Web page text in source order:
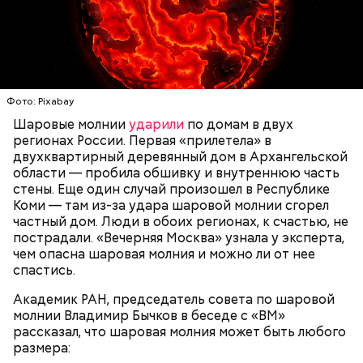
Фото: Pixabay
Шаровые молнииударили по домам в двух
регионах России. Первая «прилетела» в
двухквартирный деревянный дом в Архангельской
области — пробила обшивку и внутреннюю часть
стены. Еще один случай произошел в Республике
Коми — там из-за удара шаровой молнии сгорел
частный дом. Люди в обоих регионах, к счастью, не
пострадали. «Вечерняя Москва» узнала у эксперта,
чем опасна шаровая молния и можно ли от нее
спастись.
Академик РАН, председатель совета по шаровой
молнии Владимир Бычков в беседе с «ВМ»
рассказал, что шаровая молния может быть любого
размера:
— Маленькие — от одного сантиметра, средние —
около 20 сантиметров, а самые большие могут
доходить до нескольких метров. Шаровая молния
проходит и через стекла, даже часто не оставляя
следов. Она как капля стекает, растекается. Может
и в окно влезть, причем в двухметровое.
Сжимается, как воздушный шар, и проходит.
УЧЕНЫЕ МОЛНИИ ПОГОДА
По его словам, солдаты не знали о масштабах
трагедии. Подобных аварий раньше не случалось.
Поэтому он не испытывал страха.